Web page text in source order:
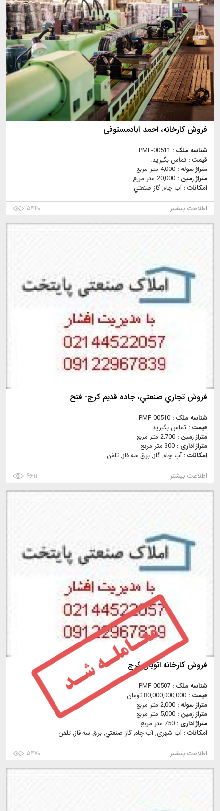
فروش كارخانه، احمد آبادمستوفي
شناسه ملک : PMF-00511
قیمت : تماس بگیرید.
متراژ سوله : 4,000 متر مربع
متراژ زمین : 20,000 متر مربع
امکانات :آب چاه, گاز صنعتي
اطلاعات بیشتر
۵۴۴۰
فروش تجاري صنعتي، جاده قديم كرج- فتح
شناسه ملک : PMF-00510
قیمت : تماس بگیرید.
متراژ زمین : 2,700 متر مربع
متراژ اداری : 300 متر مربع
امکانات :آب چاه, گاز, برق سه فاز, تلفن
اطلاعات بیشتر
۴۶۱۱
فروش كارخانه اتوبان كرج
شناسه ملک : PMF-00507
قیمت : 80,000,000,000 تومان
متراژ سوله : 2,000 متر مربع
متراژ زمین : 5,000 متر مربع
متراژ اداری : 750 متر مربع
امکانات :آب شهری, آب چاه, گاز صنعتي, برق سه فاز, تلفن
اطلاعات بیشتر
۵۴۷۰